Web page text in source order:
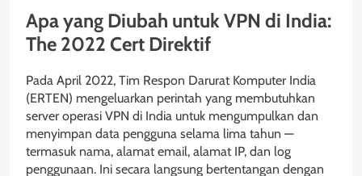
Apa yang Diubah untuk VPN di India:
The 2022 Cert Direktif
Pada April 2022, Tim Respon Darurat Komputer India
(ERTEN) mengeluarkan perintah yang membutuhkan
server operasi VPN di India untuk mengumpulkan dan
menyimpan data pengguna selama lima tahun —
termasuk nama, alamat email, alamat IP, dan log
penggunaan. Ini secara langsung bertentangan dengan